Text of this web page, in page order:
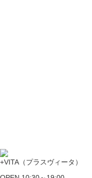
+VITA（プラスヴィータ）